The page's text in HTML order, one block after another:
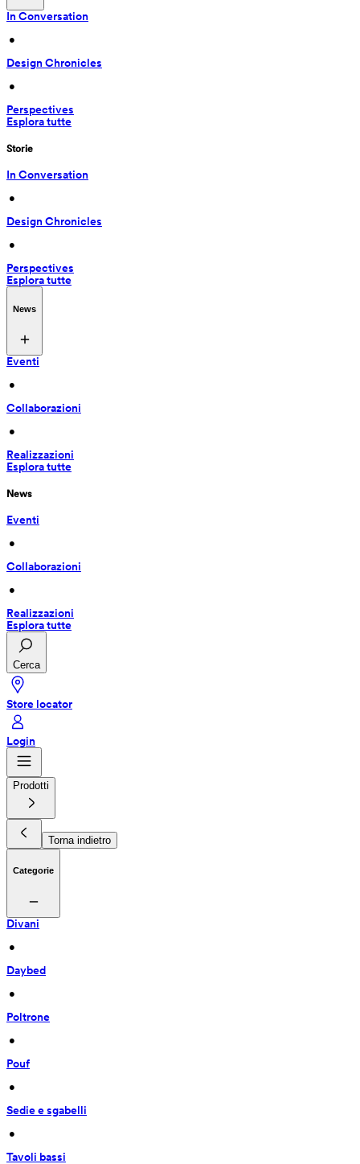
In Conversation
•
Design Chronicles
•
Perspectives
Esplora tutte
Storie
In Conversation
•
Design Chronicles
•
Perspectives
Esplora tutte
News
Eventi
•
Collaborazioni
•
Realizzazioni
Esplora tutte
News
Eventi
•
Collaborazioni
•
Realizzazioni
Esplora tutte
Cerca
Store locator
Login
Prodotti
Torna indietro
Categorie
Divani
•
Daybed
•
Poltrone
•
Pouf
•
Sedie e sgabelli
•
Tavoli bassi